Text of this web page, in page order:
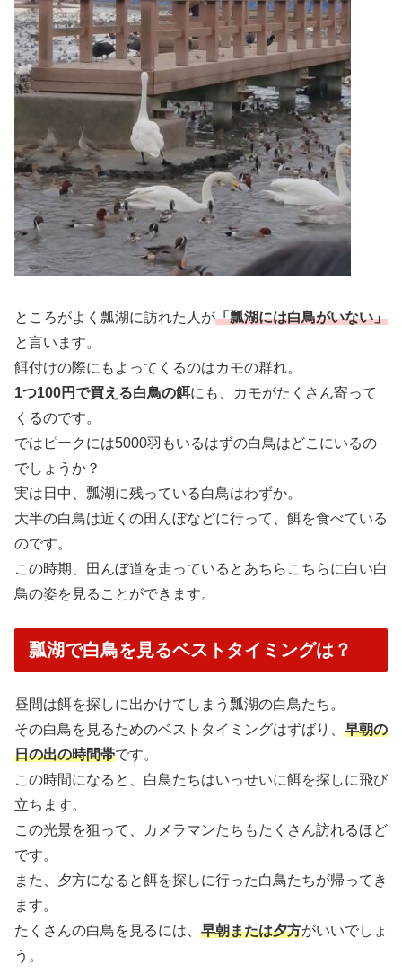
ところがよく瓢湖に訪れた人が「瓢湖には白鳥がいない」
と言います。
餌付けの際にもよってくるのはカモの群れ。
1つ100円で買える白鳥の餌にも、カモがたくさん寄って
くるのです。
ではピークには5000羽もいるはずの白鳥はどこにいるの
でしょうか？
実は日中、瓢湖に残っている白鳥はわずか。
大半の白鳥は近くの田んぼなどに行って、餌を食べている
のです。
この時期、田んぼ道を走っているとあちらこちらに白い白
鳥の姿を見ることができます。
瓢湖で白鳥を見るベストタイミングは？
昼間は餌を探しに出かけてしまう瓢湖の白鳥たち。
その白鳥を見るためのベストタイミングはずばり、 早朝の
日の出の時間帯です。
この時間になると、白鳥たちはいっせいに餌を探しに飛び
立ちます。
この光景を狙って、カメラマンたちもたくさん訪れるほど
です。
また、夕方になると餌を探しに行った白鳥たちが帰ってき
ます。
たくさんの白鳥を見るには、 早朝または夕方がいいでしょ
う。